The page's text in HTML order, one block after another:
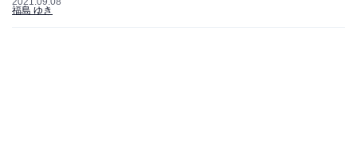
福島 ゆき